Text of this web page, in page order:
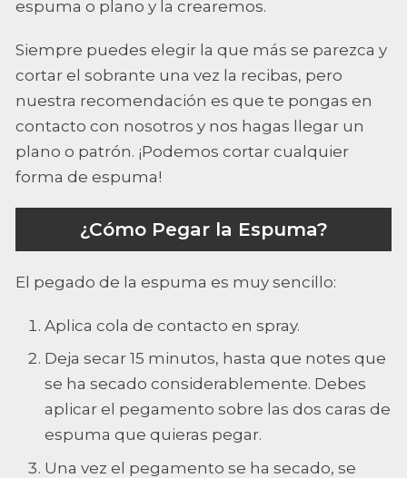
espuma o plano y la crearemos.
Siempre puedes elegir la que más se parezca y
cortar el sobrante una vez la recibas, pero
nuestra recomendación es que te pongas en
contacto con nosotros y nos hagas llegar un
plano o patrón. ¡Podemos cortar cualquier
forma de espuma!
¿Cómo Pegar la Espuma?
El pegado de la espuma es muy sencillo:
Aplica cola de contacto en spray.
Deja secar 15 minutos, hasta que notes que
se ha secado considerablemente. Debes
aplicar el pegamento sobre las dos caras de
espuma que quieras pegar.
Una vez el pegamento se ha secado, se